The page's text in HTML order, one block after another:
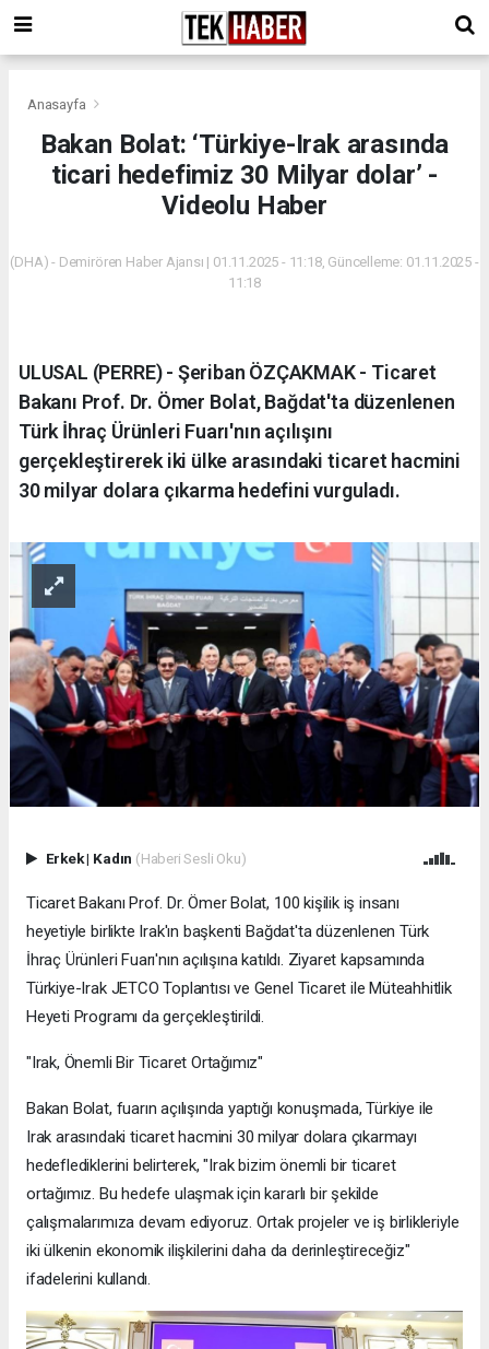
Anasayfa
Bakan Bolat: ‘Türkiye-Irak arasında
ticari hedefimiz 30 Milyar dolar’ -
Videolu Haber
(DHA) - Demirören Haber Ajansı | 01.11.2025 - 11:18, Güncelleme: 01.11.2025 -
11:18
ULUSAL (PERRE) - Şeriban ÖZÇAKMAK - Ticaret
Bakanı Prof. Dr. Ömer Bolat, Bağdat'ta düzenlenen
Türk İhraç Ürünleri Fuarı'nın açılışını
gerçekleştirerek iki ülke arasındaki ticaret hacmini
30 milyar dolara çıkarma hedefini vurguladı.
Erkek| Kadın (Haberi Sesli Oku)
Ticaret Bakanı Prof. Dr. Ömer Bolat, 100 kişilik iş insanı
heyetiyle birlikte Irak'ın başkenti Bağdat'ta düzenlenen Türk
İhraç Ürünleri Fuarı'nın açılışına katıldı. Ziyaret kapsamında
Türkiye-Irak JETCO Toplantısı ve Genel Ticaret ile Müteahhitlik
Heyeti Programı da gerçekleştirildi.
"Irak, Önemli Bir Ticaret Ortağımız"
Bakan Bolat, fuarın açılışında yaptığı konuşmada, Türkiye ile
Irak arasındaki ticaret hacmini 30 milyar dolara çıkarmayı
hedeflediklerini belirterek, "Irak bizim önemli bir ticaret
ortağımız. Bu hedefe ulaşmak için kararlı bir şekilde
çalışmalarımıza devam ediyoruz. Ortak projeler ve iş birlikleriyle
iki ülkenin ekonomik ilişkilerini daha da derinleştireceğiz"
ifadelerini kullandı.